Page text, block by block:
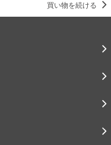
買い物を続ける